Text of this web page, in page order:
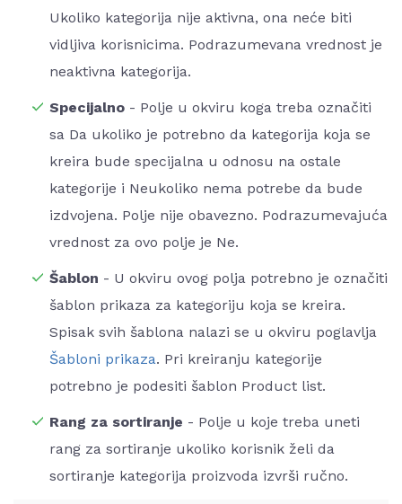
Ukoliko kategorija nije aktivna, ona neće biti
vidljiva korisnicima. Podrazumevana vrednost je
neaktivna kategorija.
Specijalno - Polje u okviru koga treba označiti
sa Da ukoliko je potrebno da kategorija koja se
kreira bude specijalna u odnosu na ostale
kategorije i Neukoliko nema potrebe da bude
izdvojena. Polje nije obavezno. Podrazumevajuća
vrednost za ovo polje je Ne.
Šablon - U okviru ovog polja potrebno je označiti
šablon prikaza za kategoriju koja se kreira.
Spisak svih šablona nalazi se u okviru poglavlja
Šabloni prikaza. Pri kreiranju kategorije
potrebno je podesiti šablon Product list.
Rang za sortiranje - Polje u koje treba uneti
rang za sortiranje ukoliko korisnik želi da
sortiranje kategorija proizvoda izvrši ručno.